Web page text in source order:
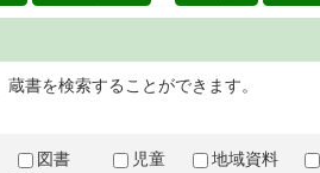
書を検索することができます。
図書 児童
地域資料